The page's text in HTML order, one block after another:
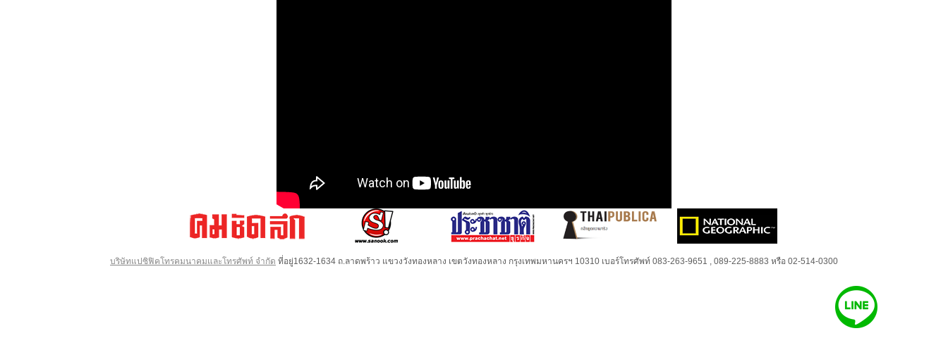
บริษัทแปซิฟิคโทรคมนาคมและโทรศัพท์ จำกัด ที่อยู่1632-1634 ถ.ลาดพร้าว แขวงวังทองหลาง เขตวังทองหลาง กรุงเทพมหานครฯ 10310 เบอร์โทรศัพท์ 083-263-9651 , 089-225-8883 หรือ 02-514-0300